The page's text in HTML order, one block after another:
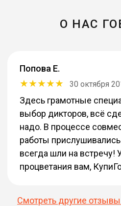
О НАС
Попова Е.
30 октября
Здесь грамотные
выбор дикторов, всё
надо. В процессе
работы
всегда шли на встречу!
процветания вам,
Смотреть другие